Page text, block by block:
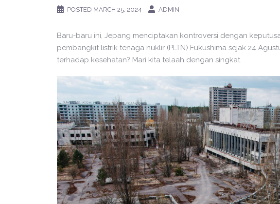
POSTED MARCH 25, 2024 ADMIN
Baru-baru ini, Jepang menciptakan kontroversi dengan
pembangkit listrik tenaga nuklir (PLTN) Fukushima sejak 24
terhadap kesehatan? Mari kita telaah dengan singkat.